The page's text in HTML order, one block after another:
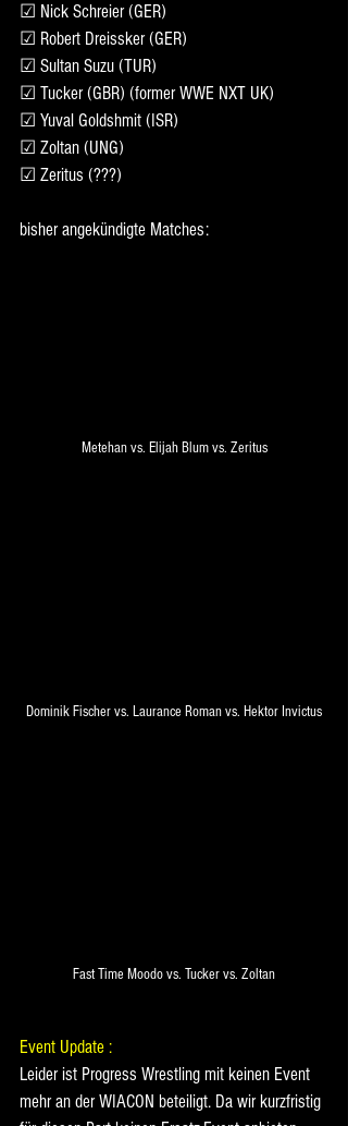
☑ Nick Schreier (GER)
☑ Robert Dreissker (GER)
☑ Sultan Suzu (TUR)
☑ Tucker (GBR) (former WWE NXT UK)
☑ Yuval Goldshmit (ISR)
☑ Zoltan (UNG)
☑ Zeritus (???)
bisher angekündigte Matches:
Metehan vs. Elijah Blum vs. Zeritus
Dominik Fischer vs. Laurance Roman vs. Hektor Invictus
Fast Time Moodo vs. Tucker vs. Zoltan
Event Update :
Leider ist Progress Wrestling mit keinen Event
mehr an der WIACON beteiligt. Da wir kurzfristig